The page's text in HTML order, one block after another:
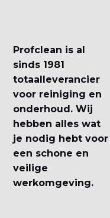
Profclean is al
sinds 1981
totaalleverancier
voor reiniging en
onderhoud. Wij
hebben alles wat
je nodig hebt voor
een schone en
veilige
werkomgeving.